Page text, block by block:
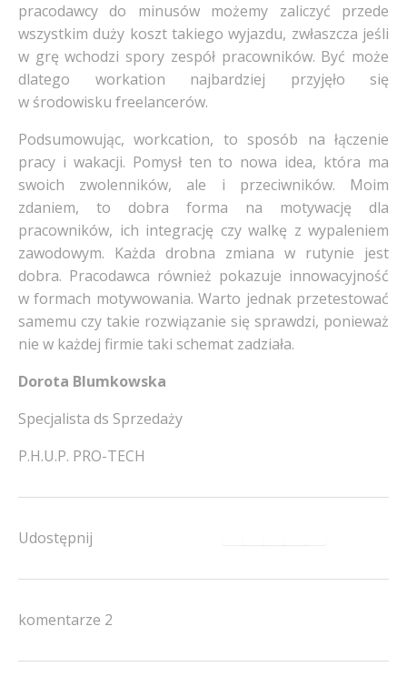
pracodawcy do minusów możemy zaliczyć przede
wszystkim duży koszt takiego wyjazdu, zwłaszcza jeśli
w grę wchodzi spory zespół pracowników. Być może
dlatego workation najbardziej przyjęło się
w środowisku freelancerów.
Podsumowując, workcation, to sposób na łączenie
pracy i wakacji. Pomysł ten to nowa idea, która ma
swoich zwolenników, ale i przeciwników. Moim
zdaniem, to dobra forma na motywację dla
pracowników, ich integrację czy walkę z wypaleniem
zawodowym. Każda drobna zmiana w rutynie jest
dobra. Pracodawca również pokazuje innowacyjność
w formach motywowania. Warto jednak przetestować
samemu czy takie rozwiązanie się sprawdzi, ponieważ
nie w każdej firmie taki schemat zadziała.
Dorota Blumkowska
Specjalista ds Sprzedaży
P.H.U.P. PRO-TECH
Udostępnij
komentarze 2